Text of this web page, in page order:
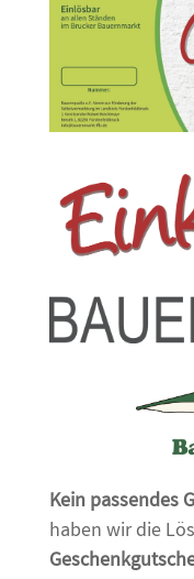
Kein passendes
haben wir die